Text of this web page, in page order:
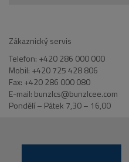
Zákaznický servis
Telefon: +420 286 000 000
Mobil: +420 725 428 806
Fax: +420 286 000 080
E-mail: bunzlcs@bunzlcee.com
Pondělí – Pátek 7,30 – 16,00